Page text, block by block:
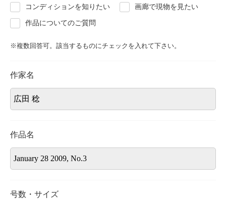
Contact
コンディションを知りたい 画廊で現物を見たい
作品についてのご質問
※複数回答可。該当するものにチェックを入れて下さい。
作家名
作品名
号数・サイズ